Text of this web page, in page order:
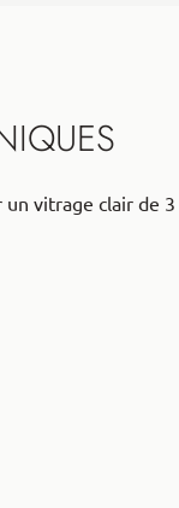
vitrage clair de